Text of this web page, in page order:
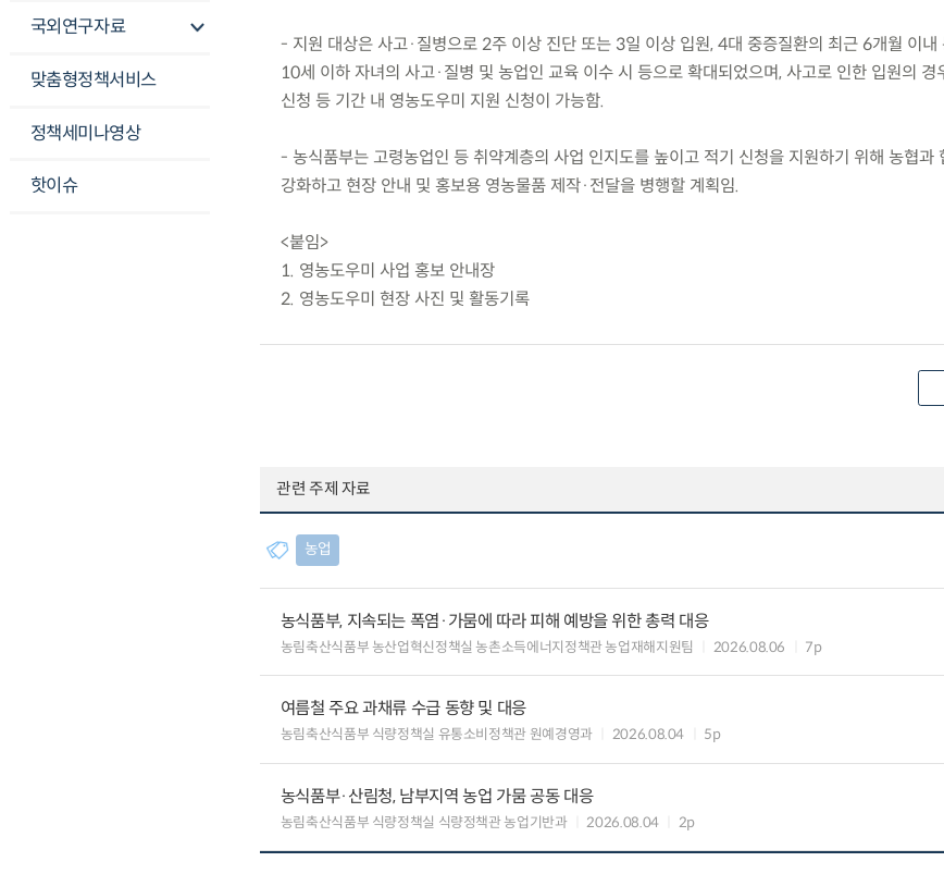
국외연구자료
맞춤형정책서비스
정책세미나영상
핫이슈
- 지원 대상은 사고·질병으로 2주 이상 진단 또는 3일 이상 입원, 4대 중증질환의 최근 6개월 이내
10세 이하 자녀의 사고·질병 및 농업인 교육 이수 시 등으로 확대되었으며, 사고로 인한 입원의 경
신청 등 기간 내 영농도우미 지원 신청이 가능함.
- 농식품부는 고령농업인 등 취약계층의 사업 인지도를 높이고 적기 신청을 지원하기 위해 농협과
강화하고 현장 안내 및 홍보용 영농물품 제작·전달을 병행할 계획임.
<붙임>
1. 영농도우미 사업 홍보 안내장
2. 영농도우미 현장 사진 및 활동기록
관련 주제 자료
농업
농식품부, 지속되는 폭염·가뭄에 따라 피해 예방을 위한 총력 대응
농림축산식품부 농산업혁신정책실 농촌소득에너지정책관 농업재해지원팀 2026.08.06 7p
여름철 주요 과채류 수급 동향 및 대응
농림축산식품부 식량정책실 유통소비정책관 원예경영과 2026.08.04 5p
농식품부·산림청, 남부지역 농업 가뭄 공동 대응
농림축산식품부 식량정책실 식량정책관 농업기반과 2026.08.04 2p